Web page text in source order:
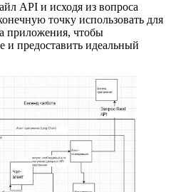
API и исходя из вопроса
точку использовать для
приложения, чтобы
и предоставить идеальный